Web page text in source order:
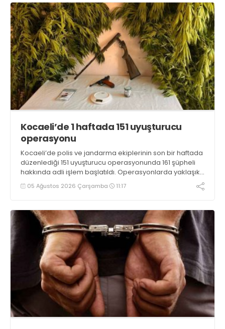
Kocaeli’de 1 haftada 151 uyuşturucu
operasyonu
Kocaeli’de polis ve jandarma ekiplerinin son bir haftada
düzenlediği 151 uyuşturucu operasyonunda 161 şüpheli
hakkında adli işlem başlatıldı. Operasyonlarda yaklaşık
2 kilogram uyuşturucu madde ile 121 kök kenevir bitkisi
ele geçirilirken, 9 şüpheli tutuklandı
05 Ağustos 2026 Çarşamba 11:17